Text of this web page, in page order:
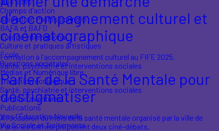
Champs d'action
Animation Professionnelle
BAFA et BAFD
Europe international
Culture et pratiques artistiques
École
Questions sociétales
Médias et Numérique libre
Transition écologique
Santé, psychiatrie et interventions sociales
Terrain d'aventures
Publications
Vers l'Éducation Nouvelle
Vie Sociale et Traitements
d'accompagnement culturel et
cinématographique
Formation à l'accompagnement culturel au FIFE 2025.
Santé, psychiatrie et interventions sociales
Parler de la Santé Mentale pour
déstigmatiser
A l'occasion du mois de la santé mentale organisé par la ville de
Paris, les Ceméa proposent deux ciné-débats.